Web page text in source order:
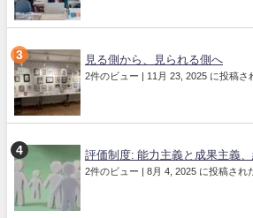
見る側から、見られる側へ
2件のビュー | 11月 23, 2025 に投稿さ
評価制度: 能力主義と成果主義
2件のビュー | 8月 4, 2025 に投稿され